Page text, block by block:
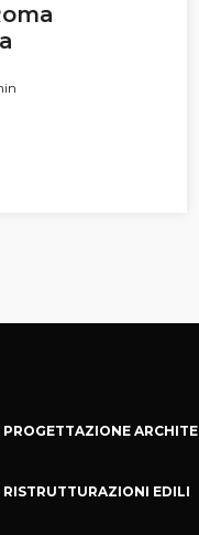
PROGETTAZIONE
RISTRUTTURAZIONI EDILI